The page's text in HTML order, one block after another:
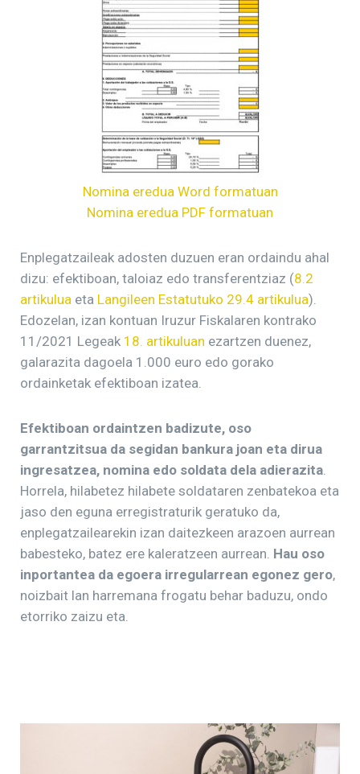
Nomina eredua Word formatuan
Nomina eredua PDF formatuan
Enplegatzaileak adosten duzuen eran ordaindu ahal
dizu: efektiboan, taloiaz edo transferentziaz (8.2
artikulua eta Langileen Estatutuko 29.4 artikulua).
Edozelan, izan kontuan Iruzur Fiskalaren kontrako
11/2021 Legeak 18. artikuluan ezartzen duenez,
galarazita dagoela 1.000 euro edo gorako
ordainketak efektiboan izatea.
Efektiboan ordaintzen badizute, oso
garrantzitsua da segidan bankura joan eta dirua
ingresatzea, nomina edo soldata dela adierazita
Horrela, hilabetez hilabete soldataren zenbatekoa eta
jaso den eguna erregistraturik geratuko da,
enplegatzailearekin izan daitezkeen arazoen aurrean
babesteko, batez ere kaleratzeen aurrean. Hau oso
inportantea da egoera irregularrean egonez gero,
noizbait lan harremana frogatu behar baduzu, ondo
etorriko zaizu eta.